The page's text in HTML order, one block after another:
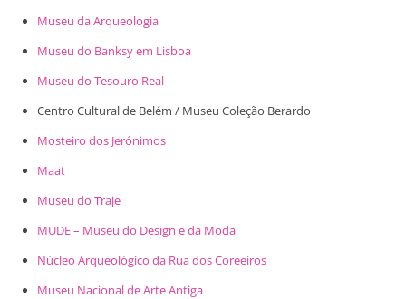
Museu da Arqueologia
Museu do Banksy em Lisboa
Museu do Tesouro Real
Centro Cultural de Belém / Museu Coleção Berardo
Mosteiro dos Jerónimos
Maat
Museu do Traje
MUDE – Museu do Design e da Moda
Núcleo Arqueológico da Rua dos Coreeiros
Museu Nacional de Arte Antiga